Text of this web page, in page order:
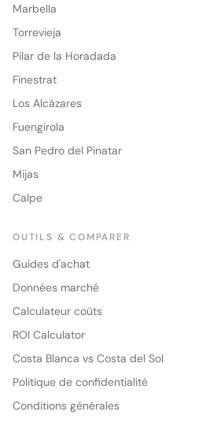
Marbella
Torrevieja
Pilar de la Horadada
Finestrat
Los Alcázares
Fuengirola
San Pedro del Pinatar
Mijas
Calpe
OUTILS & COMPARER
Guides d'achat
Données marché
Calculateur coûts
ROI Calculator
Costa Blanca vs Costa del Sol
Politique de confidentialité
Conditions générales